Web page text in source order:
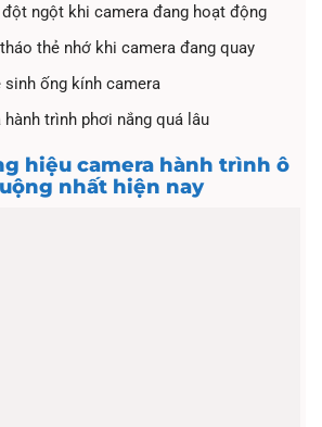
ngột khi camera đang hoạt động
thẻ nhớ khi camera đang quay
sinh ống kính camera
trình phơi nắng quá lâu
hiệu camera hành trình ô
nhất hiện nay